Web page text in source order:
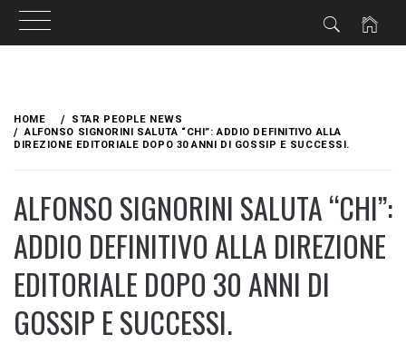
content
HOME
STAR PEOPLE NEWS
ALFONSO SIGNORINI SALUTA “CHI”: ADDIO DEFINITIVO ALLA
DIREZIONE EDITORIALE DOPO 30 ANNI DI GOSSIP E SUCCESSI.
ALFONSO SIGNORINI SALUTA “CHI”:
ADDIO DEFINITIVO ALLA DIREZIONE
EDITORIALE DOPO 30 ANNI DI
GOSSIP E SUCCESSI.